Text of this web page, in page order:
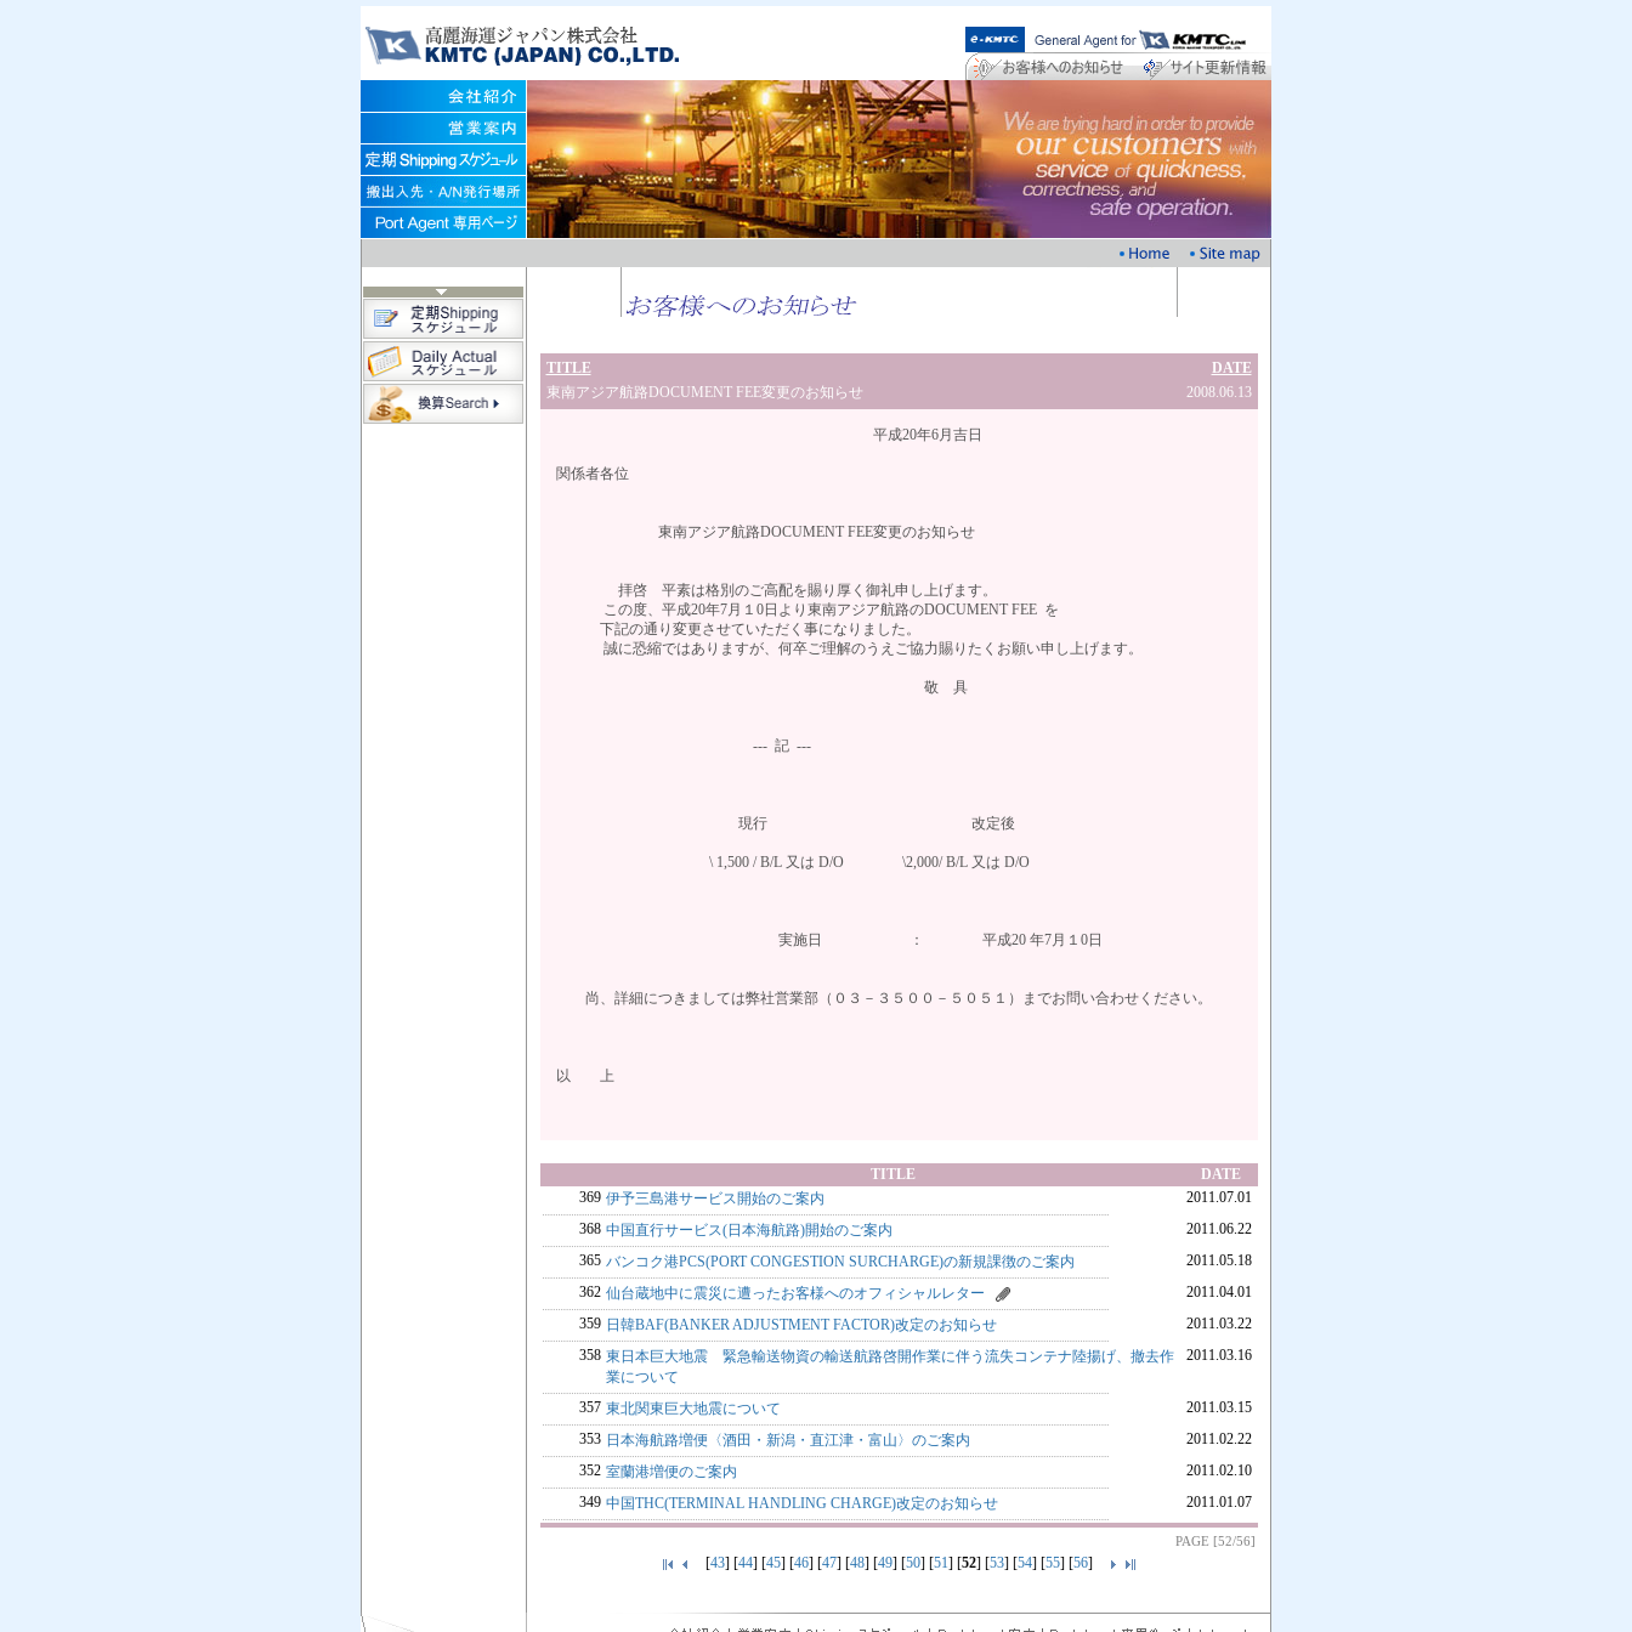
TITLE
DATE
東南アジア航路DOCUMENT FEE変更のお知らせ
2008.06.13
平成20年6月吉日
関係者各位
東南アジア航路DOCUMENT FEE変更のお知らせ
拝啓 平素は格別のご高配を賜り厚く御礼申し上げます。
この度、平成20年7月１0日より東南アジア航路のDOCUMENT FEE を
下記の通り変更させていただく事になりました。
誠に恐縮ではありますが、何卒ご理解のうえご協力賜りたくお願い申し上げます。
敬 具
--- 記 ---
現行 改定後
\ 1,500 / B/L 又は D/O \2,000/ B/L 又は D/O
実施日 ： 平成20 年7月１0日
尚、詳細につきましては弊社営業部（０３－３５００－５０５１）までお問い合わせください。
以 上
TITLE
DATE
369 伊予三島港サービス開始のご案内
2011.07.01
368 中国直行サービス(日本海航路)開始のご案内
2011.06.22
365 バンコク港PCS(PORT CONGESTION SURCHARGE)の新規課徴のご案内
2011.05.18
362 仙台蔵地中に震災に遭ったお客様へのオフィシャルレター
2011.04.01
359 日韓BAF(BANKER ADJUSTMENT FACTOR)改定のお知らせ
2011.03.22
358 東日本巨大地震 緊急輸送物資の輸送航路啓開作業に伴う流失コンテナ陸揚げ、撤去作
業について
2011.03.16
357 東北関東巨大地震について
2011.03.15
353 日本海航路増便〈酒田・新潟・直江津・富山〉のご案内
2011.02.22
352 室蘭港増便のご案内
2011.02.10
349 中国THC(TERMINAL HANDLING CHARGE)改定のお知らせ 2011.01.07
PAGE [52/56]
[43] [44] [45] [46] [47] [48] [49] [50] [51] [52] [53] [54] [55] [56]